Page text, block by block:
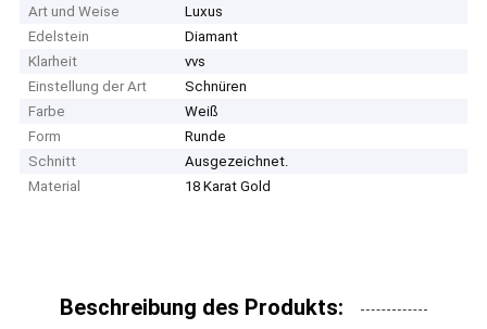
Art und Weise
Luxus
Edelstein
Diamant
Klarheit
vvs
Einstellung der Art
Schnüren
Farbe
Weiß
Form
Runde
Schnitt
Ausgezeichnet.
Material
18 Karat Gold
Beschreibung des Produkts: